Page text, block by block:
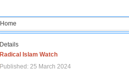
Home
Details
Radical Islam Watch
Published: 25 March 2024